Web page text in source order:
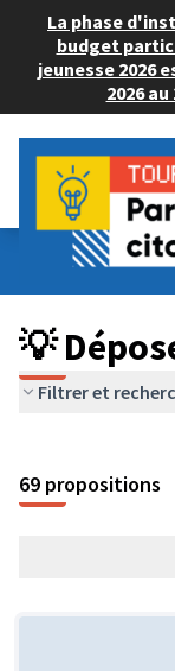
La phase
budget
jeunesse 2026
2026
Budget Participatif
💡 Déposer un
💡
Filtrer et
69 propositions